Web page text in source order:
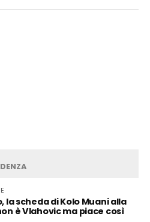
la scheda di Kolo Muani alla
è Vlahovic ma piace così